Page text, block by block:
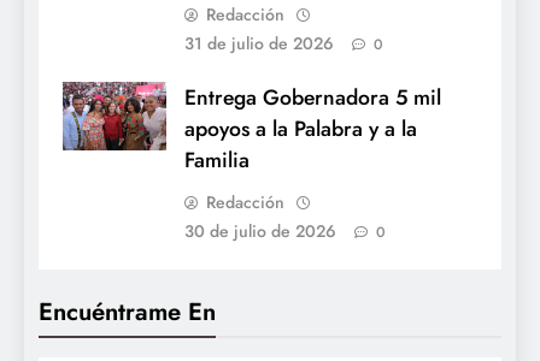
Encuéntrame En
Redacción
31 de julio de 2026
0
Entrega Gobernadora 5 mil
apoyos a la Palabra y a la
Familia
Redacción
30 de julio de 2026
0